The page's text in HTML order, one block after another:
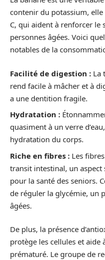
contenir du potassium,
C, qui aident à renforcer
personnes âgées. Voici
notables de la
Facilité de digestion : La
rend facile à mâcher et à
a une dentition fragile.
Hydratation :
quasiment à un verre
hydratation du corps.
Riche en fibres : Les
transit intestinal, un
pour la santé des seniors.
de réguler la glycémie, un
âgées.
De plus, la présence
protège les cellules et
prématuré. Le groupe de